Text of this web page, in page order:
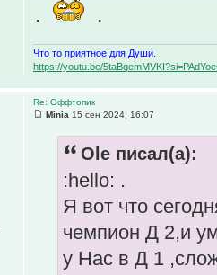
.
.
Что то приятное для Души.
https://youtu.be/
Re: Оффтопик
Minia 15 сен 2024, 16:07
Ole писал(а):
:hello: .
Я вот что
чемпион Д 2,и
у Нас в Д 1